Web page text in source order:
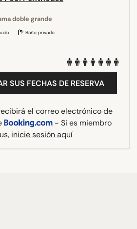
doble grande
Baño privado
SUS FECHAS DE RESERVA
el correo electrónico de
- Si es miembro
inicie sesión aquí